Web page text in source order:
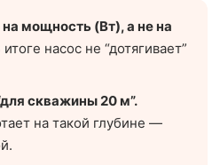
мощность (Вт), а не на
итоге насос не “дотягивает”
скважины 20 м”.
на такой глубине —